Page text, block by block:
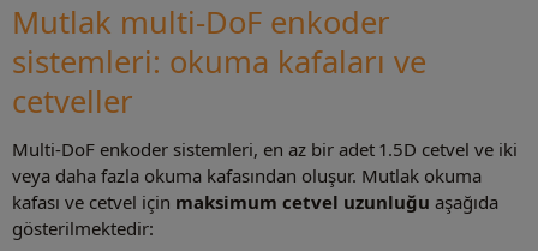
Mutlak multi-DoF enkoder
sistemleri: okuma kafaları ve
cetveller
Multi-DoF enkoder sistemleri, en az bir adet 1.5D cetvel ve iki
veya daha fazla okuma kafasından oluşur. Mutlak okuma
kafası ve cetvel için maksimum cetvel uzunluğu aşağıda
gösterilmektedir: